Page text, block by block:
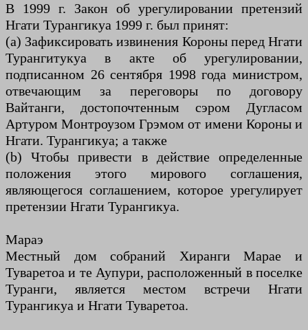
В 1999 г. Закон об урегулировании претензий
Нгати Турангикуа 1999 г. был принят:
(a) Зафиксировать извинения Короны перед Нгати
Турангитукуа в акте об урегулировании,
подписанном 26 сентября 1998 года министром,
отвечающим за переговоры по договору
Вайтанги, достопочтенным сэром Дугласом
Артуром Монтроузом Грэмом от имени Короны и
Нгати. Турангикуа; а также
(b) Чтобы привести в действие определенные
положения этого мирового соглашения,
являющегося соглашением, которое урегулирует
претензии Нгати Турангикуа.
Мараэ
Местный дом собраний Хиранги Марае и
Туваретоа и те Аупури, расположенный в поселке
Туранги, является местом встречи Нгати
Турангикуа и Нгати Туваретоа.